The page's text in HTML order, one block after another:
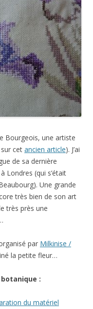
Bourgeois, une artiste
cet ancien article). J’ai
de sa dernière
Londres (qui s’était
Une grande
très bien de son art
très près une
par Milkinise /
la petite fleur…
:
du matériel